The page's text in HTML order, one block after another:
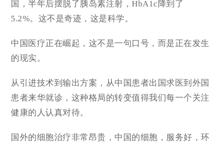
国，半年后摆脱了胰岛素注射，HbA1c降到了
5.2%。这不是奇迹，这是科学。
中国医疗正在崛起，这不是一句口号，而是正在发生
的现实。
从引进技术到输出方案，从中国患者出国求医到外国
患者来华就诊，这种格局的转变值得我们每一个关注
健康的人认真对待。
国外的细胞治疗非常昂贵，中国的细胞，服务好，环